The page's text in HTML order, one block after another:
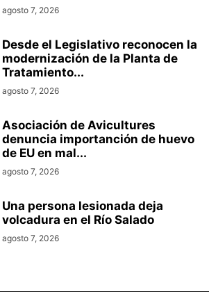
agosto 7, 2026
Desde el Legislativo reconocen la
modernización de la Planta de
Tratamiento...
agosto 7, 2026
Asociación de Avicultures
denuncia importanción de huevo
de EU en mal...
agosto 7, 2026
Una persona lesionada deja
volcadura en el Río Salado
agosto 7, 2026